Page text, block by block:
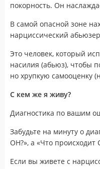
покорность. Он
В самой опасной зоне
нарциссический
Это человек, который
насилия (абьюз), чтобы
но хрупкую самооценку
С кем же я живу?
Диагностика по вашим
Забудьте на минуту о
ОН?», а «Что
Если вы живете с